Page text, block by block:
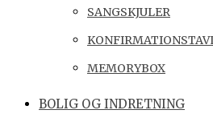
SANGSKJULER
MEMORYBOX
BOLIG OG INDRETNING